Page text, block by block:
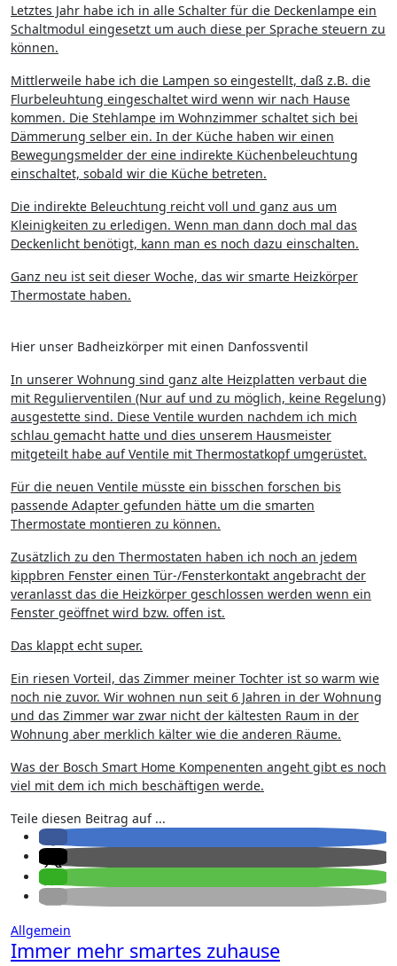
Letztes Jahr habe ich in alle Schalter für die Deckenlampe ein
Schaltmodul eingesetzt um auch diese per Sprache steuern zu
können.
Mittlerweile habe ich die Lampen so eingestellt, daß z.B. die
Flurbeleuhtung eingeschaltet wird wenn wir nach Hause
kommen. Die Stehlampe im Wohnzimmer schaltet sich bei
Dämmerung selber ein. In der Küche haben wir einen
Bewegungsmelder der eine indirekte Küchenbeleuchtung
einschaltet, sobald wir die Küche betreten.
Die indirekte Beleuchtung reicht voll und ganz aus um
Kleinigkeiten zu erledigen. Wenn man dann doch mal das
Deckenlicht benötigt, kann man es noch dazu einschalten.
Ganz neu ist seit dieser Woche, das wir smarte Heizkörper
Thermostate haben.
Hier unser Badheizkörper mit einen Danfossventil
In unserer Wohnung sind ganz alte Heizplatten verbaut die
mit Regulierventilen (Nur auf und zu möglich, keine Regelung)
ausgestette sind. Diese Ventile wurden nachdem ich mich
schlau gemacht hatte und dies unserem Hausmeister
mitgeteilt habe auf Ventile mit Thermostatkopf umgerüstet.
Für die neuen Ventile müsste ein bisschen forschen bis
passende Adapter gefunden hätte um die smarten
Thermostate montieren zu können.
Zusätzlich zu den Thermostaten haben ich noch an jedem
kippbren Fenster einen Tür-/Fensterkontakt angebracht der
veranlasst das die Heizkörper geschlossen werden wenn ein
Fenster geöffnet wird bzw. offen ist.
Das klappt echt super.
Ein riesen Vorteil, das Zimmer meiner Tochter ist so warm wie
noch nie zuvor. Wir wohnen nun seit 6 Jahren in der Wohnung
und das Zimmer war zwar nicht der kältesten Raum in der
Wohnung aber merklich kälter wie die anderen Räume.
Was der Bosch Smart Home Kompenenten angeht gibt es noch
viel mit dem ich mich beschäftigen werde.
Teile diesen Beitrag auf ...
Allgemein
Immer mehr smartes zuhause